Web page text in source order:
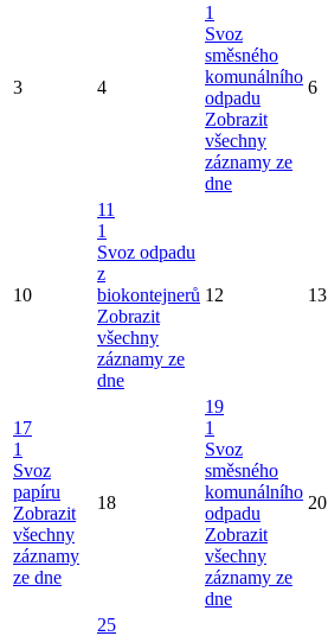
3 4
1
Svoz
směsného
komunálního
odpadu
Zobrazit
všechny
záznamy ze
dne
6
10
11
1
Svoz odpadu
z
biokontejnerů
Zobrazit
všechny
záznamy ze
dne
12 13
17
1
Svoz
papíru
Zobrazit
všechny
záznamy
ze dne
18
19
1
Svoz
směsného
komunálního
odpadu
Zobrazit
všechny
záznamy ze
dne
20
25